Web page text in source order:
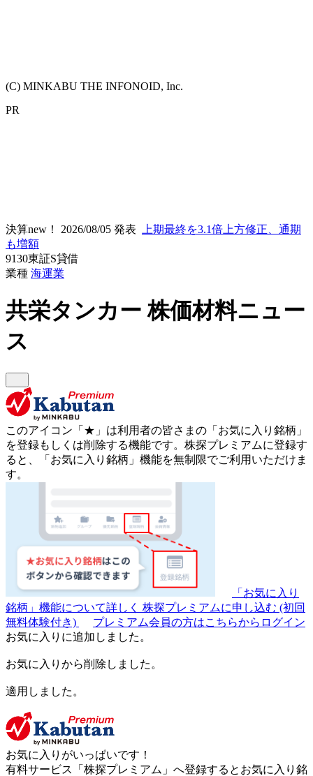
(C) MINKABU THE INFONOID, Inc.
PR
決算new！ 2026/08/05 発表
上期最終を3.1倍上方修正、通期
も増額
9130東証S貸借
業種 海運業
共栄タンカー株価材料ニュー
ス
このアイコン 「★」 は利用者の皆さまの 「お気に入り銘柄」
を登録もしくは削除する機能です。 株探プレミアムに登録す
ると、「お気に入り銘柄」機能を無制限でご利用いただけま
す。
「お気に入り
銘柄」機能について詳しく 株探プレミアムに申し込む (初回
無料体験付き)
プレミアム会員の方はこちらからログイン
お気に入りに追加しました。
お気に入りから削除しました。
適用しました。
お気に入りがいっぱいです！
有料サービス「株探プレミアム」へ登録するとお気に入り銘